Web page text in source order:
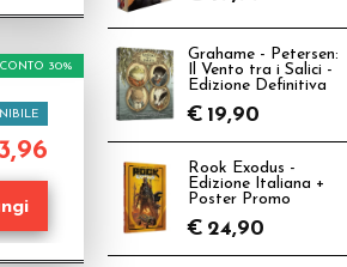
30%
Grahame - Petersen:
Il Vento tra i Salici -
Edizione Definitiva
€ 19,90
Rook Exodus -
Edizione Italiana +
Poster Promo
€ 24,90